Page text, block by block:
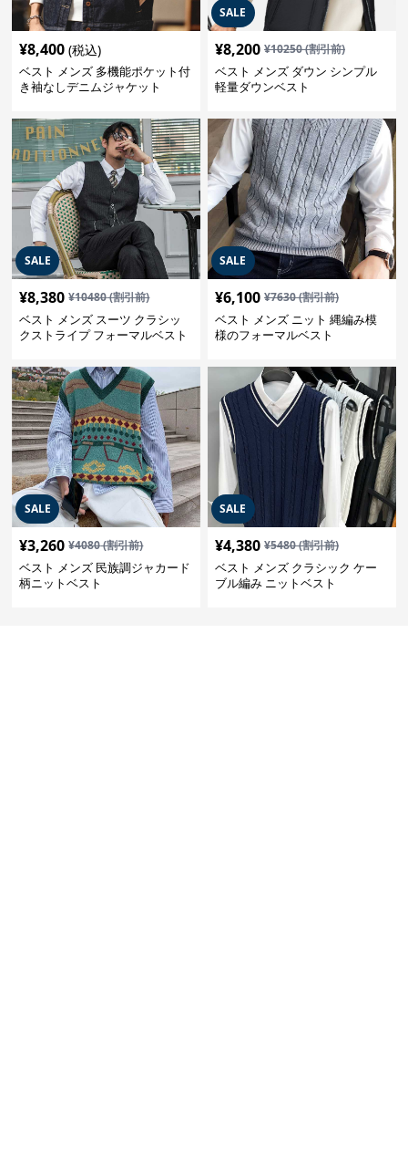
¥8,400 (税込)
ベスト メンズ 多機能ポケット付
き袖なしデニムジャケット
SALE
¥8,200 ¥10250(割引前)
ベスト メンズ ダウン シンプル
軽量ダウンベスト
SALE
¥8,380 ¥10480(割引前)
ベスト メンズ スーツ クラシッ
クストライプ フォーマルベスト
SALE
¥6,100 ¥7630(割引前)
ベスト メンズ ニット 縄編み模
様のフォーマルベスト
SALE
¥3,260 ¥4080(割引前)
ベスト メンズ 民族調ジャカード
柄ニットベスト
SALE
¥4,380 ¥5480(割引前)
ベスト メンズ クラシック ケー
ブル編み ニットベスト